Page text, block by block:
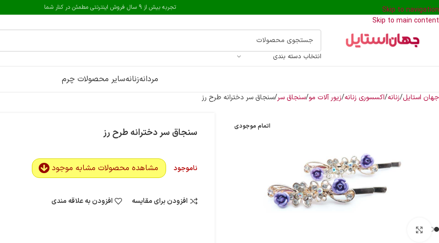
Skip to navigation
Skip to main content
تجربه بیش از 9 سال فروش اینترنتی مطمئن در کنار شما
انتخاب دسته بندی
مردانهزنانهسایر محصولات چرم
جهان استایل زنانه اکسسوری زنانه زیور آلات مو سنجاق سر سنجاق سر دخترانه طرح رز
اتمام موجودی سنجاق سر دخترانه طرح رز
ناموجود مشاهده محصولات مشابه موجود
افزودن برای مقایسه افزودن به علاقه مندی